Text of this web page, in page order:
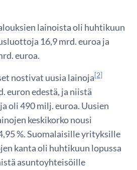
lainoista oli huhtikuun
16,9 mrd. euroa ja
euroa.
nostivat uusia lainoja[2]
euron edestä, ja niistä
oli 490 milj. euroa. Uusien
keskikorko nousi
%. Suomalaisille yrityksille
kanta oli huhtikuun lopussa
asuntoyhteisöille